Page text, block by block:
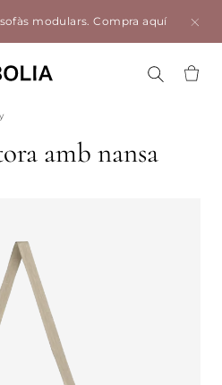
modulars.Compra aquí
amb nansa